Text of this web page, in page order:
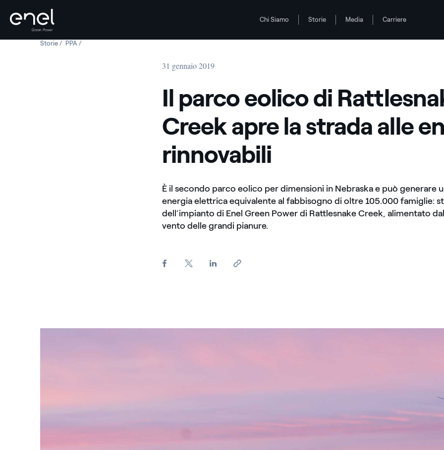
Salta al contenuto
Chi Siamo Storie Media Carriere
StorieIl parco eolico di Rattlesnake Creek apre la strada alle energie rinnovabili
PPA Il parco eolico di Rattlesnake Creek apre la strada alle energie rinnovabili
31 gennaio 2019
Il parco eolico di
Creek apre la strada alle
rinnovabili
È il secondo parco eolico per dimensioni in Nebraska e può generare
energia elettrica equivalente al fabbisogno di oltre 105.000 famiglie:
dell’impianto di Enel Green Power di Rattlesnake Creek, alimentato
vento delle grandi pianure.